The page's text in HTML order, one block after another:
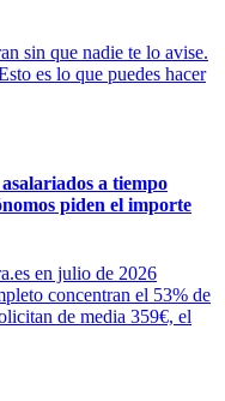
sin que nadie te lo avise.
es lo que puedes hacer
a tiempo
piden el importe
en julio de 2026
concentran el 53% de
de media 359€, el